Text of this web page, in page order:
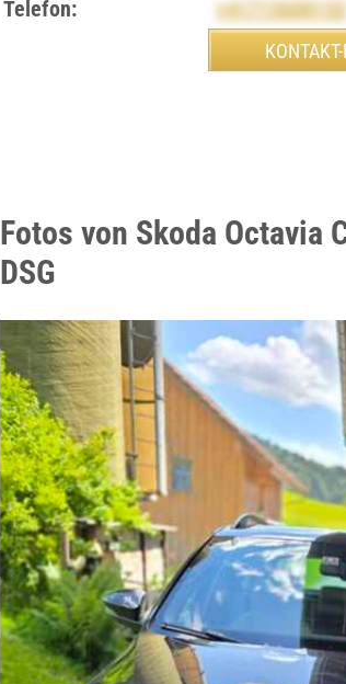
Telefon:
+41713600132
Fotos von Skoda Octavia
DSG